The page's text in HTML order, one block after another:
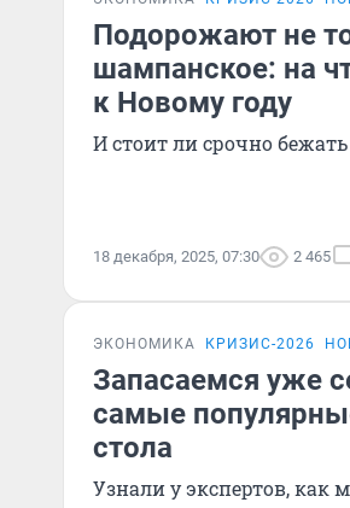
Подорожают не
шампанское: на
к Новому году
И стоит ли срочно
18 декабря, 2025, 07:30 2 465
ЭКОНОМИКА КРИЗИС-2026
Запасаемся уже
самые
стола
Узнали у экспертов, как